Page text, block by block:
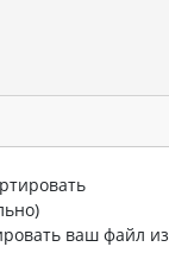
ваш файл из